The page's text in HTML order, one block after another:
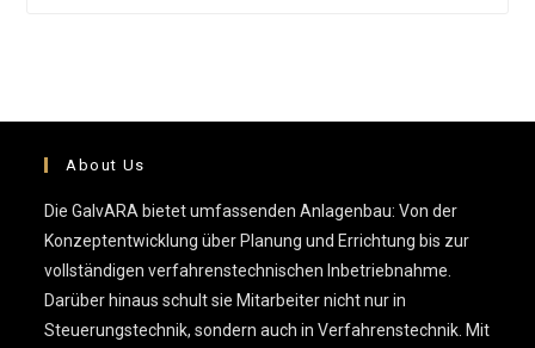
About Us
Die GalvARA bietet umfassenden Anlagenbau: Von der
Konzeptentwicklung über Planung und Errichtung bis zur
vollständigen verfahrenstechnischen Inbetriebnahme.
Darüber hinaus schult sie Mitarbeiter nicht nur in
Steuerungstechnik, sondern auch in Verfahrenstechnik. Mit